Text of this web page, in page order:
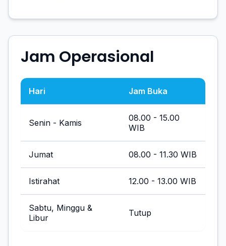
Jam Operasional
Hari Jam Buka
Senin - Kamis
08.00 - 15.00
WIB
Jumat 08.00 - 11.30 WIB
Istirahat 12.00 - 13.00 WIB
Sabtu, Minggu &
Libur
Tutup